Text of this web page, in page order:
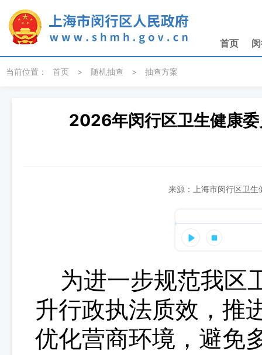
首页
当前位置： 首页 > 随机抽查 > 抽查方案
2026年闵行区卫生健康
来源：上海市闵行区卫
为进一步规范我区
升行政执法质效，推
优化营商环境，避免